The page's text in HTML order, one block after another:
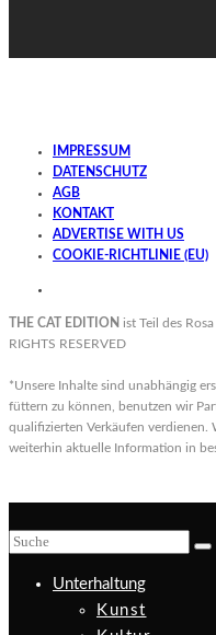
IMPRESSUM
DATENSCHUTZ
AGB
KONTAKT
ADVERTISE WITH US
COOKIE-RICHTLINIE (EU)
THE CAT EDITION ist Teil des
RIGHTS RESERVED
*Unsere Inhalte sind unabhängig
füttern zu können, benutzen wir
qualifizierten Verkäufen verdienen.
weiterhin aktuelle Information in
Unterhaltung
Kunst